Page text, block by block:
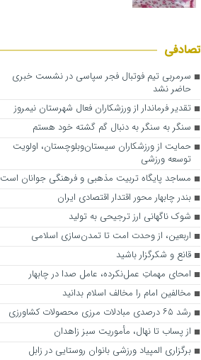
تصادفی
سرمربی تیم فوتبال فجر سپاسی در نشست خبری
حاضر نشد
تقدیر فرماندار از ورزشکاران فعال شهرستان نیمروز
سنگر به سنگر به دنبال گم گشته خود هستم
حمایت از ورزشکاران سیستان‌وبلوچستان، اولویت
توسعه ورزشی
مساجد پایگاه‌ تربیت مذهبی و فرهنگی جوانان است
بندر چابهار محور اقتدار اقتصادی ایران
شوک ناگهانی ارز ترجیحی به تولید
اربعین، از وحدت امت تا تمدن‌سازی اسلامی
قانع و شکرگزار باشید
امحای مهماتِ عمل‌نکرده، عامل صدا در چابهار
مخالفین امام را مخالف اسلام بدانید
رشد ۶۵ درصدی مبادلات مرزی محصولات کشاورزی
از پساب تا نهال، مأموریت سبز زاهدان
برگزاری المپیاد ورزشی بانوان روستایی در زابل